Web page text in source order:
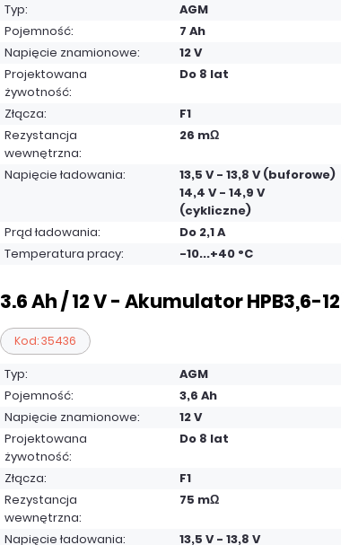
Typ:
AGM
Pojemność:
7 Ah
Napięcie znamionowe:
12 V
Projektowana
żywotność:
Do 8 lat
Złącza:
F1
Rezystancja
wewnętrzna:
26 mΩ
Napięcie ładowania:
13,5 V - 13,8 V (buforowe)
14,4 V - 14,9 V
(cykliczne)
Prąd ładowania:
Do 2,1 A
Temperatura pracy:
-10...+40 °C
3.6 Ah / 12 V - Akumulator HPB3,6-12
Kod: 35436
Typ:
AGM
Pojemność:
3,6 Ah
Napięcie znamionowe:
12 V
Projektowana
żywotność:
Do 8 lat
Złącza:
F1
Rezystancja
wewnętrzna:
75 mΩ
Napięcie ładowania:
13,5 V - 13,8 V